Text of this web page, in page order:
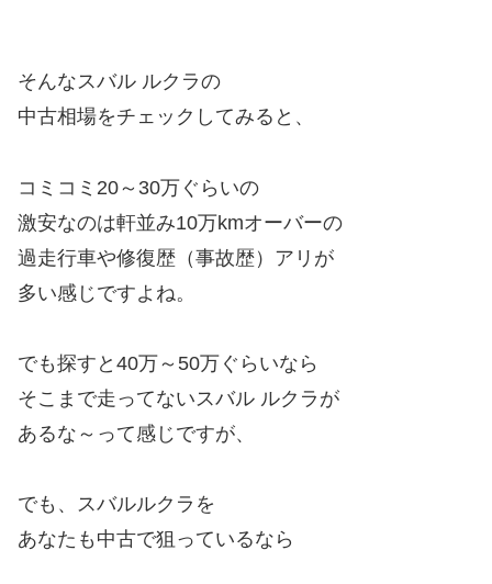
そんなスバル ルクラの
中古相場をチェックしてみると、
コミコミ20～30万ぐらいの
激安なのは軒並み10万kmオーバーの
過走行車や修復歴（事故歴）アリが
多い感じですよね。
でも探すと40万～50万ぐらいなら
そこまで走ってないスバル ルクラが
あるな～って感じですが、
でも、スバルルクラを
あなたも中古で狙っているなら